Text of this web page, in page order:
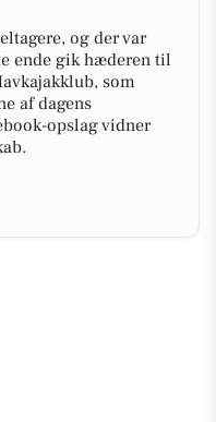
og der var
ende gik hæderen til
som
af dagens
opslag vidner